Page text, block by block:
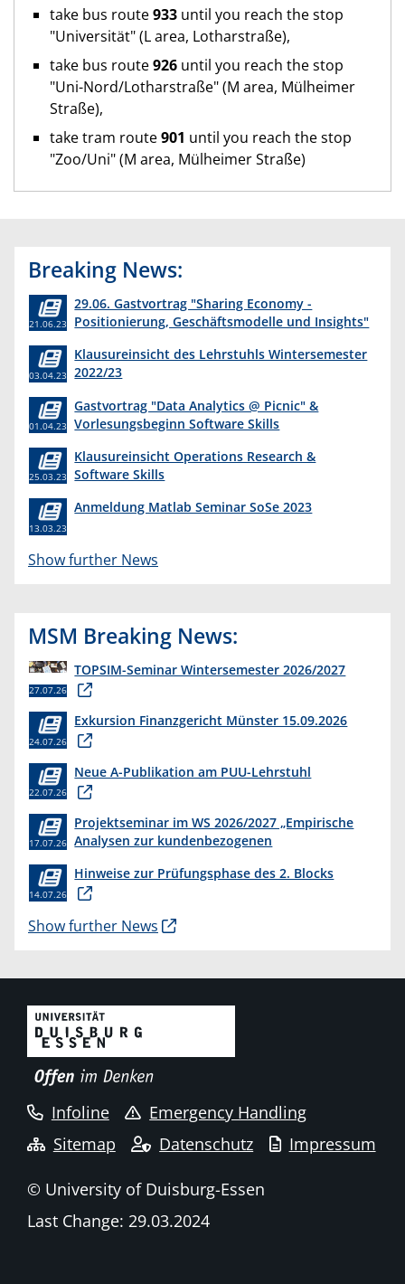
take bus route933 until you reach the stop
"Universität" (L area, Lotharstraße),
take bus route926 until you reach the stop
"Uni-Nord/Lotharstraße" (M area, Mülheimer
Straße),
take tram route901 until you reach the stop
"Zoo/Uni" (M area, Mülheimer Straße)
Breaking News:
29.06. Gastvortrag "Sharing Economy -
Positionierung, Geschäftsmodelle und Insights"
21.06.23
Klausureinsicht des Lehrstuhls Wintersemester
2022/23
03.04.23
Gastvortrag "Data Analytics @ Picnic" &
Vorlesungsbeginn Software Skills
01.04.23
Klausureinsicht Operations Research &
Software Skills
25.03.23
Anmeldung Matlab Seminar SoSe 2023
13.03.23
Show further News
MSM Breaking News:
TOPSIM-Seminar Wintersemester 2026/2027
27.07.26
Exkursion Finanzgericht Münster 15.09.2026
24.07.26
Neue A-Publikation am PUU-Lehrstuhl
22.07.26
Projektseminar im WS 2026/2027 „Empirische
Analysen zur kundenbezogenen
17.07.26
Hinweise zur Prüfungsphase des 2. Blocks
14.07.26
Show further News
Infoline
Emergency Handling
Sitemap
Datenschutz Impressum
© University of Duisburg-Essen
Last Change: 29.03.2024